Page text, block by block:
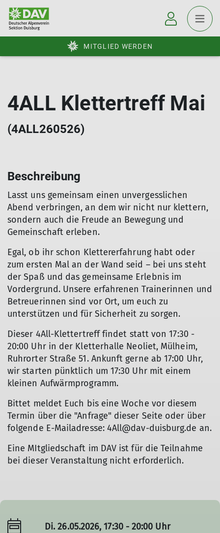
MITGLIED WERDEN
4ALL Klettertreff Mai
(4ALL260526)
Beschreibung
Lasst uns gemeinsam einen unvergesslichen
Abend verbringen, an dem wir nicht nur klettern,
sondern auch die Freude an Bewegung und
Gemeinschaft erleben.
Egal, ob ihr schon Klettererfahrung habt oder
zum ersten Mal an der Wand seid – bei uns steht
der Spaß und das gemeinsame Erlebnis im
Vordergrund. Unsere erfahrenen Trainerinnen und
Betreuerinnen sind vor Ort, um euch zu
unterstützen und für Sicherheit zu sorgen.
Dieser 4All-Klettertreff findet statt von 17:30 -
20:00 Uhr in der Kletterhalle Neoliet, Mülheim,
Ruhrorter Straße 51. Ankunft gerne ab 17:00 Uhr,
wir starten pünktlich um 17:30 Uhr mit einem
kleinen Aufwärmprogramm.
Bittet meldet Euch bis eine Woche vor diesem
Termin über die "Anfrage" dieser Seite oder über
folgende E-Mailadresse: 4All@dav-duisburg.de an.
Eine MItgliedschaft im DAV ist für die Teilnahme
bei dieser Veranstaltung nicht erforderlich.
Di. 26.05.2026, 17:30 - 20:00 Uhr